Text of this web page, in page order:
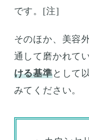
です。[注]
そのほか、美容
通して磨かれて
ける基準として
みてください。